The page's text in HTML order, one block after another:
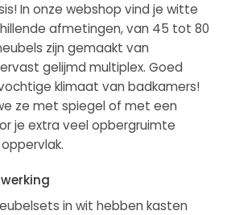
In onze webshop vind je witte
afmetingen, van 45 tot 80
zijn gemaakt van
gelijmd multiplex. Goed
klimaat van badkamers!
ze met spiegel of met een
je extra veel opbergruimte
in wit hebben kasten